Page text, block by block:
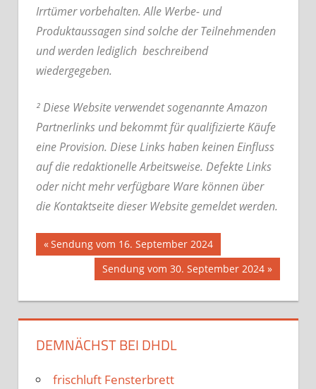
Irrtümer vorbehalten. Alle Werbe- und
Produktaussagen sind solche der Teilnehmenden
und werden lediglich beschreibend
wiedergegeben.
² Diese Website verwendet sogenannte Amazon
Partnerlinks und bekommt für qualifizierte Käufe
eine Provision. Diese Links haben keinen Einfluss
auf die redaktionelle Arbeitsweise. Defekte Links
oder nicht mehr verfügbare Ware können über
die Kontaktseite dieser Website gemeldet werden.
Beitrags-
Navigation
Vorheriger
Beitrag:
Sendung vom 16. September 2024
Nächster
Sendung vom 30. September 2024
DEMNÄCHST BEI DHDL
frischluft Fensterbrett